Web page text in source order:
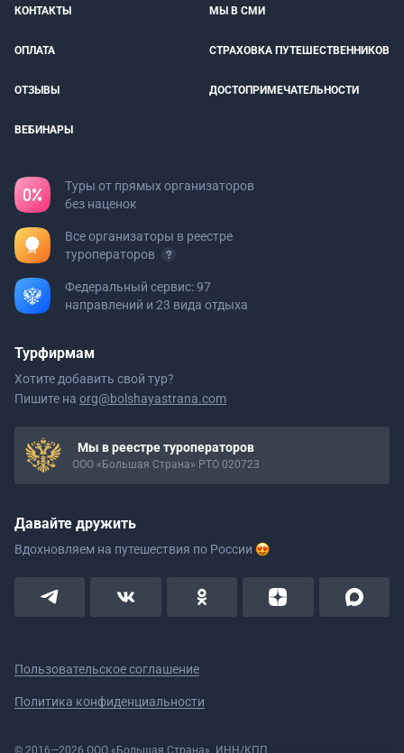
КОНТАКТЫ МЫ В СМИ
ОПЛАТА СТРАХОВКА ПУТЕШЕСТВЕННИКОВ
ОТЗЫВЫ ДОСТОПРИМЕЧАТЕЛЬНОСТИ
ВЕБИНАРЫ
Туры от прямых организаторов
без наценок
Все организаторы в реестре
туроператоров
Федеральный сервис: 97
направлений и 23 вида отдыха
Турфирмам
Хотите добавить свой тур?
Пишите на org@bolshayastrana.com
Мы в реестре туроператоров
ООО «Большая Страна» РТО 020723
Давайте дружить
Вдохновляем на путешествия по России
Пользовательское соглашение
Политика конфиденциальности
© 2016—2026 ООО «Большая Страна». ИНН/КПП